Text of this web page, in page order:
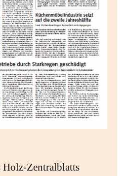
Holz-Zentralblatts